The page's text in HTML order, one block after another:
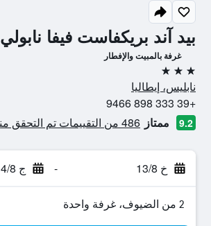
بيد آند بريكفاست فيفا نابولي
غرفة بالمبيت والإفطار
3 نجوم
نابليس، إيطاليا
+39 333 898 9466
9.2 ممتاز 486 من التقييمات تم التحقق منها
خ 13/8 - ج 14/8
2 من الضيوف، غرفة واحدة